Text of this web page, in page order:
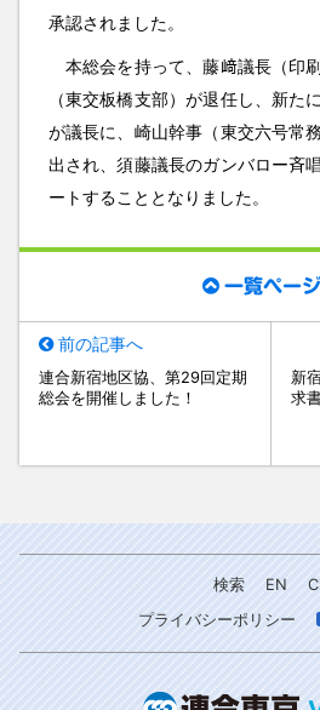
承認されました。
本総会を持って、藤﨑議長（印
（東交板橋支部）が退任し、新た
が議長に、崎山幹事（東交六号常
出され、須藤議長のガンバロー斉
ートすることとなりました。
一覧ペー
前の記事へ
連合新宿地区協、第29回定期
総会を開催しました！
新
求
検索 EN
プライバシーポリシー